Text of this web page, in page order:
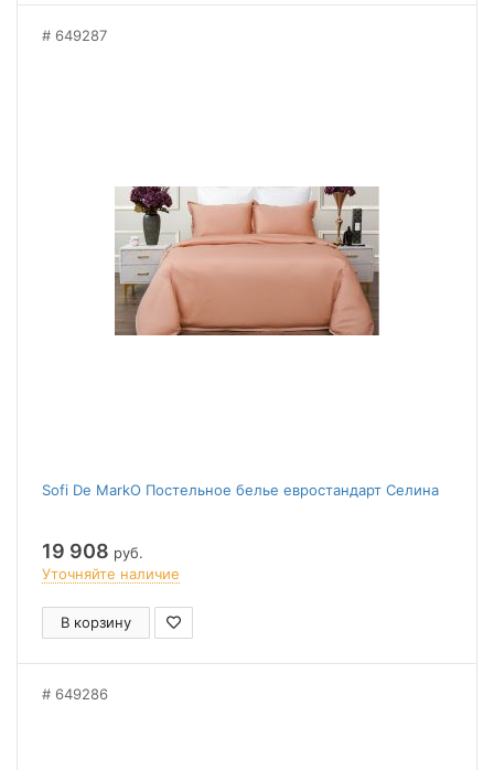
649287
Sofi De MarkO Постельное белье евростандарт Селина
19 908 руб.
Уточняйте наличие
В корзину
649286